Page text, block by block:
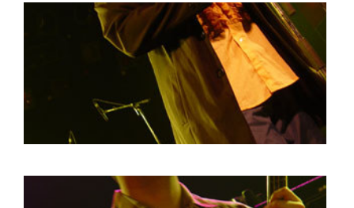
PEER
MISCHA VEENEMA
JEROEN DEKKER
BOB DE VRIES
RICHARD POSTMA
SASKIA LUDDEN
ANNA HIEP
ARSEN TSKHAY